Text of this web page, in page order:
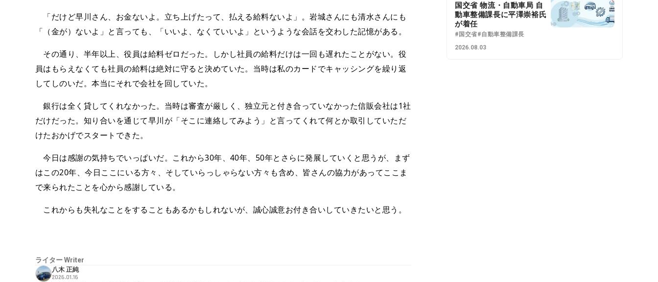
「だけど早川さん、お金ないよ。立ち上げたって、払える給料ないよ」。岩城さんにも清水さんにも
「（金が）ないよ」と言っても、「いいよ、なくていいよ」というような会話を交わした記憶がある。
その通り、半年以上、役員は給料ゼロだった。しかし社員の給料だけは一回も遅れたことがない。役
員はもらえなくても社員の給料は絶対に守ると決めていた。当時は私のカードでキャッシングを繰り返
してしのいだ。本当にそれで会社を回していた。
銀行は全く貸してくれなかった。当時は審査が厳しく、独立元と付き合っていなかった信販会社は1社
だけだった。知り合いを通じて早川が「そこに連絡してみよう」と言ってくれて何とか取引していただ
けたおかげでスタートできた。
今日は感謝の気持ちでいっぱいだ。これから30年、40年、50年とさらに発展していくと思うが、まず
はこの20年、今日ここにいる方々、そしていらっしゃらない方々も含め、皆さんの協力があってここま
で来られたことを心から感謝している。
これからも失礼なことをすることもあるかもしれないが、誠心誠意お付き合いしていきたいと思う。
ライターWriter
八木 正純
2026.01.16
国交省 物流・自動車局 自
動車整備課長に平澤崇裕氏
が着任
#国交省#自動車整備課長
2026.08.03